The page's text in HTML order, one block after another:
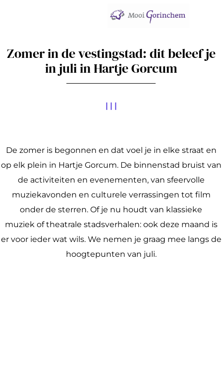
a
n
r
h
o
m
e
p
a
g
e
Zomer in de vestingstad: dit beleef je
in juli in Hartje Gorcum
| | |
De zomer is begonnen en dat voel je in elke straat en
op elk plein in Hartje Gorcum. De binnenstad bruist van
de activiteiten en evenementen, van sfeervolle
muziekavonden en culturele verrassingen tot film
onder de sterren. Of je nu houdt van klassieke
muziek of theatrale stadsverhalen: ook deze maand is
er voor ieder wat wils. We nemen je graag mee langs de
hoogtepunten van juli.